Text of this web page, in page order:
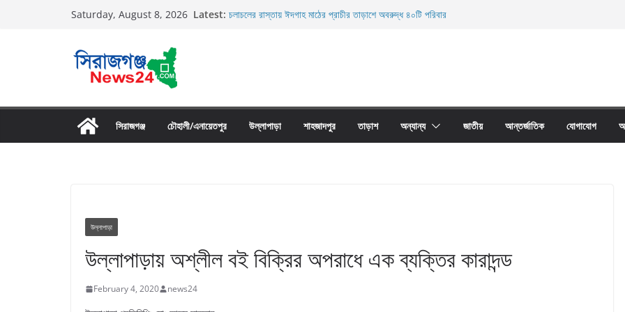
Saturday, August 8, 2026 Latest: চলাচলের রাস্তায় ঈদগাহ মাঠের প্রাচীর তাড়াশে অবরুদ্ধ ৪০টি পরিবার
সিরাজগঞ্জ চৌহালী/এনায়েতপুর উল্লাপাড়া শাহজাদপুর তাড়াশ অন্যান্য জাতীয় আন্তর্জাতিক যোগাযোগ
উল্লাপাড়া
উল্লাপাড়ায় অশ্লীল বই বিক্রির অপরাধে এক ব্যক্তির কারাদন্ড
February 4, 2020 news24